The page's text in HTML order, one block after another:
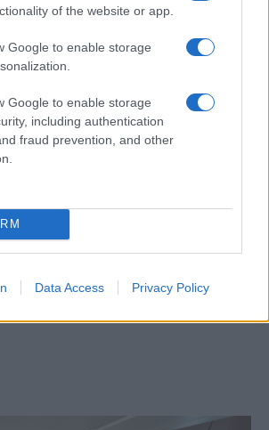
of the website or app.
Google to enable storage
Google to enable storage
including authentication
fraud prevention, and other
Data Access Privacy Policy
dolog, amit nem tudott